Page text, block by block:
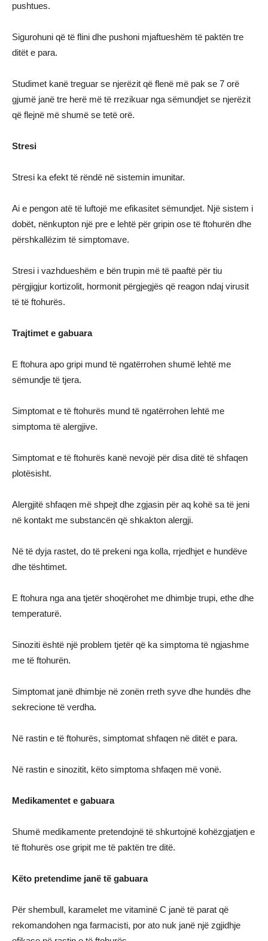
pushtues.
Sigurohuni që të flini dhe pushoni mjaftueshëm të paktën tre
ditët e para.
Studimet kanë treguar se njerëzit që flenë më pak se 7 orë
gjumë janë tre herë më të rrezikuar nga sëmundjet se njerëzit
që flejnë më shumë se tetë orë.
Stresi
Stresi ka efekt të rëndë në sistemin imunitar.
Ai e pengon atë të luftojë me efikasitet sëmundjet. Një sistem i
dobët, nënkupton një pre e lehtë për gripin ose të ftohurën dhe
përshkallëzim të simptomave.
Stresi i vazhdueshëm e bën trupin më të paaftë për tiu
përgjigjur kortizolit, hormonit përgjegjës që reagon ndaj virusit
të të ftohurës.
Trajtimet e gabuara
E ftohura apo gripi mund të ngatërrohen shumë lehtë me
sëmundje të tjera.
Simptomat e të ftohurës mund të ngatërrohen lehtë me
simptoma të alergjive.
Simptomat e të ftohurës kanë nevojë për disa ditë të shfaqen
plotësisht.
Alergjitë shfaqen më shpejt dhe zgjasin për aq kohë sa të jeni
në kontakt me substancën që shkakton alergji.
Në të dyja rastet, do të prekeni nga kolla, rrjedhjet e hundëve
dhe tështimet.
E ftohura nga ana tjetër shoqërohet me dhimbje trupi, ethe dhe
temperaturë.
Sinoziti është një problem tjetër që ka simptoma të ngjashme
me të ftohurën.
Simptomat janë dhimbje në zonën rreth syve dhe hundës dhe
sekrecione të verdha.
Në rastin e të ftohurës, simptomat shfaqen në ditët e para.
Në rastin e sinozitit, këto simptoma shfaqen më vonë.
Medikamentet e gabuara
Shumë medikamente pretendojnë të shkurtojnë kohëzgjatjen e
të ftohurës ose gripit me të paktën tre ditë.
Këto pretendime janë të gabuara
Për shembull, karamelet me vitaminë C janë të parat që
rekomandohen nga farmacisti, por ato nuk janë një zgjidhje